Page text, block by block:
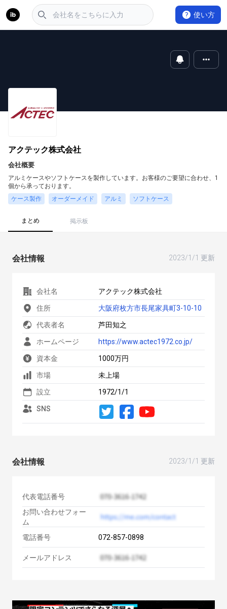
使い方
アクテック株式会社
会社概要
アルミケースやソフトケースを製作しています。お客様のご要望に合わせ、1
個から承っております。
ケース製作
オーダーメイド アルミ ソフトケース
まとめ 掲示板
会社情報 2023/1/1 更新
会社名 アクテック株式会社
住所 大阪府枚方市長尾家具町3-10-10
代表者名 芦田知之
ホームページ https://www.actec1972.co.jp/
資本金 1000万円
市場 未上場
設立 1972/1/1
SNS
会社情報 2023/1/1 更新
代表電話番号
お問い合わせフォー
ム
電話番号
072-857-0898
メールアドレス